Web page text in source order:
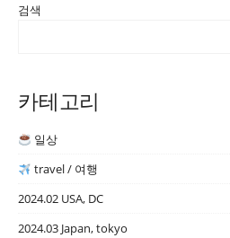
검색
카테고리
일상
travel / 여행
2024.02 USA, DC
2024.03 Japan, tokyo